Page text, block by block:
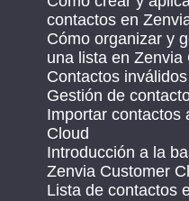
contactos en
Cómo organizar y
una lista en Zenvia
Contactos inválidos
Gestión de
Importar contactos
Cloud
Introducción a la
Zenvia Customer
Lista de contactos